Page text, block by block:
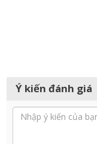
Ý kiến đánh giá